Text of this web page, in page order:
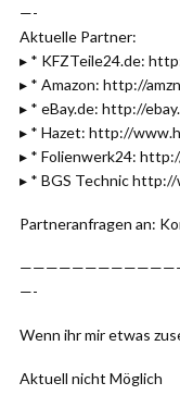
—-
Aktuelle Partner:
▸ * KFZTeile24.de:
▸ * Amazon: http://
▸ * eBay.de: http://
▸ * Hazet: http://
▸ * Folienwerk24:
▸ * BGS Technic
Partneranfragen an:
—-
Wenn ihr mir etwas
Aktuell nicht Möglich